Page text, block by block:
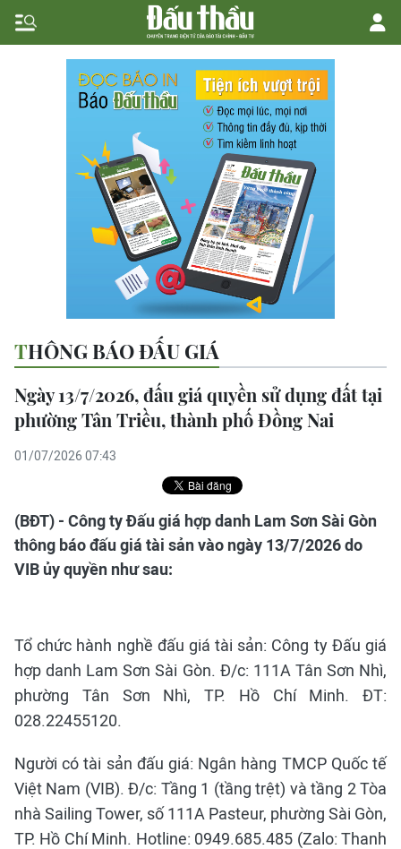
THÔNG BÁO ĐẤU GIÁ
Ngày 13/7/2026, đấu giá quyền sử dụng đất tại
phường Tân Triều, thành phố Đồng Nai
01/07/2026 07:43
(BĐT) - Công ty Đấu giá hợp danh Lam Sơn Sài Gòn
thông báo đấu giá tài sản vào ngày 13/7/2026 do
VIB ủy quyền như sau:
Tổ chức hành nghề đấu giá tài sản: Công ty Đấu giá
hợp danh Lam Sơn Sài Gòn. Đ/c: 111A Tân Sơn Nhì,
phường Tân Sơn Nhì, TP. Hồ Chí Minh. ĐT:
028.22455120.
Người có tài sản đấu giá: Ngân hàng TMCP Quốc tế
Việt Nam (VIB). Đ/c: Tầng 1 (tầng trệt) và tầng 2 Tòa
nhà Sailing Tower, số 111A Pasteur, phường Sài Gòn,
TP. Hồ Chí Minh. Hotline: 0949.685.485 (Zalo: Thanh